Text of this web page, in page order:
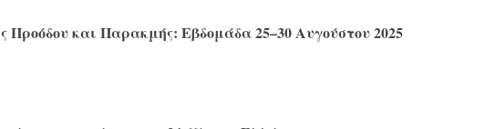
Προόδου και Παρακμής: Εβδομάδα 25–30 Αυγούστου 2025